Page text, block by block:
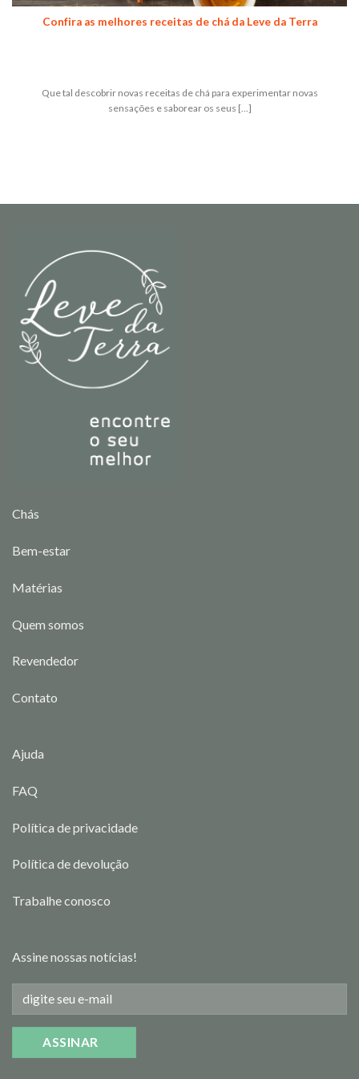
Confira as melhores receitas de chá da Leve da Terra
Que tal descobrir novas receitas de chá para experimentar novas
sensações e saborear os seus [...]
Chás
Bem-estar
Matérias
Quem somos
Revendedor
Contato
Ajuda
FAQ
Política de privacidade
Política de devolução
Trabalhe conosco
Assine nossas notícias!